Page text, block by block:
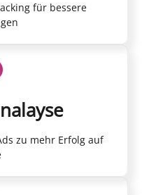
für bessere
zu mehr Erfolg auf